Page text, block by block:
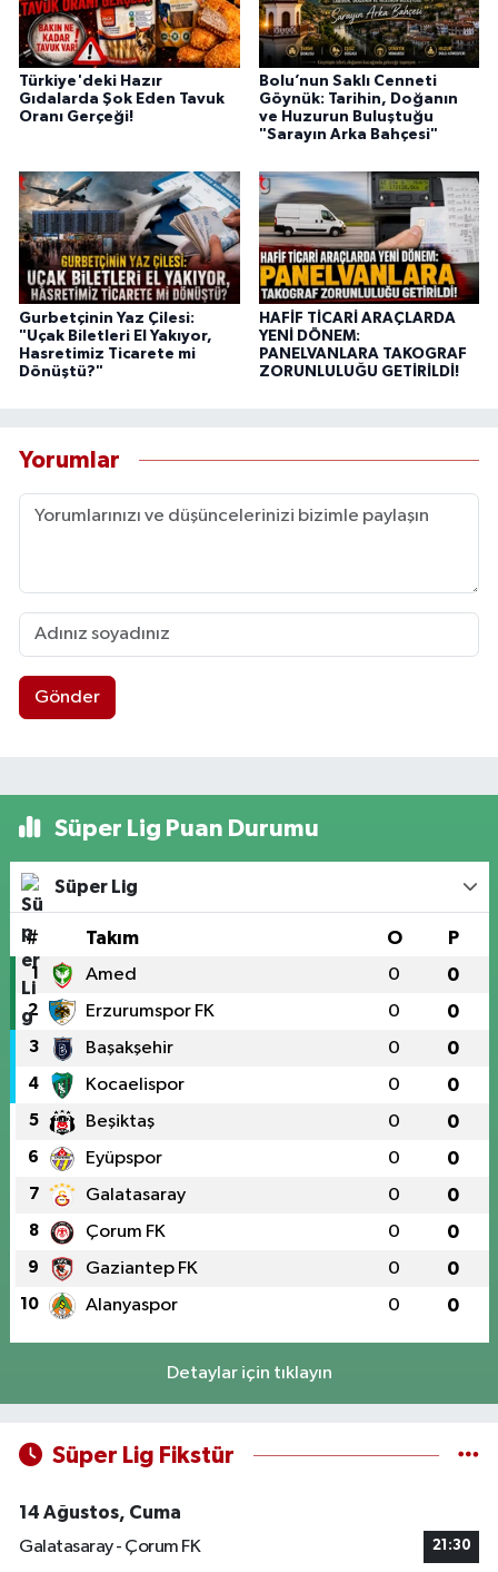
Türkiye'deki Hazır
Gıdalarda Şok Eden Tavuk
Oranı Gerçeği!
Bolu’nun Saklı Cenneti
Göynük: Tarihin, Doğanın
ve Huzurun Buluştuğu
"Sarayın Arka Bahçesi"
Gurbetçinin Yaz Çilesi:
"Uçak Biletleri El Yakıyor,
Hasretimiz Ticarete mi
Dönüştü?"
HAFİF TİCARİ ARAÇLARDA
YENİ DÖNEM:
PANELVANLARA TAKOGRAF
ZORUNLULUĞU GETİRİLDİ!
Yorumlar
Gönder
Süper Lig Puan Durumu
Süper Lig
# Takım O P
1 Amed 0 0
2 Erzurumspor FK 0 0
3 Başakşehir 0 0
4 Kocaelispor 0 0
5 Beşiktaş 0 0
6 Eyüpspor 0 0
7 Galatasaray 0 0
8 Çorum FK 0 0
9 Gaziantep FK 0 0
10 Alanyaspor 0 0
Detaylar için tıklayın
Süper Lig Fikstür
14 Ağustos, Cuma
Galatasaray - Çorum FK
21:30